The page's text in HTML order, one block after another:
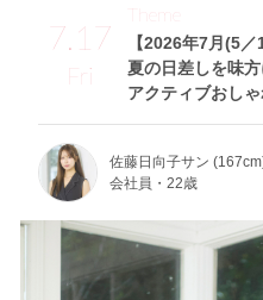
7.17
Fri
【2026年7月(5／
夏の日差しを味
アクティブおし
Theme
佐藤日向子サン
会社員・22歳